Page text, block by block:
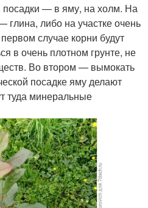
посадки — в яму, на холм. На
глина, либо на участке очень
случае корни будут
в очень плотном грунте, не
Во втором — вымокать
посадке яму делают
туда минеральные